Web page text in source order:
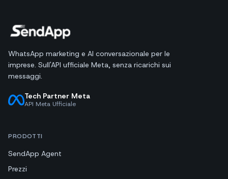
WhatsApp marketing e AI conversazionale per le
imprese. Sull'API ufficiale Meta, senza ricarichi sui
messaggi.
Tech Partner Meta
API Meta Ufficiale
PRODOTTI
SendApp Agent
Prezzi